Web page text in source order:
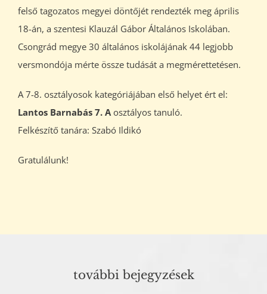
felső tagozatos megyei döntőjét rendezték meg április
18-án, a szentesi Klauzál Gábor Általános Iskolában.
Csongrád megye 30 általános iskolájának 44 legjobb
versmondója mérte össze tudását a megmérettetésen.
A 7-8. osztályosok kategóriájában első helyet ért el:
Lantos Barnabás 7. Aosztályos tanuló.
Felkészítő tanára: Szabó Ildikó
Gratulálunk!
további bejegyzések